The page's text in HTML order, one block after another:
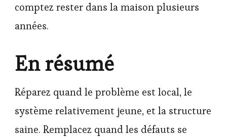
comptez rester dans la maison plusieurs
années.
En résumé
Réparez quand le problème est local, le
système relativement jeune, et la structure
saine. Remplacez quand les défauts se